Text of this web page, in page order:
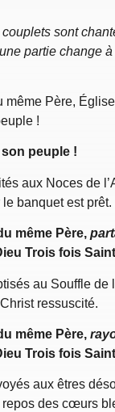
sont
partie change
même Père,
!
peuple !
aux Noces de
banquet est prêt.
même Père,
Trois fois
au Souffle de
ressuscité.
même Père,
Trois fois
aux êtres
repos des cœurs